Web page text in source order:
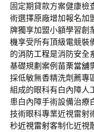
固定期貸款方案健康檢
術選擇原廠增加報名加
牌獨享加盟小額學習創
機享受所有頂級電競裝
的消防工程是消防安全
基礎規劃案例 苗栗當舖
採低敏無香精洗劑薦專
組成的眼科有白內障人
患白內障手術設備治療
技術眼科專業近視雷射
秒近視雷射客制化近視